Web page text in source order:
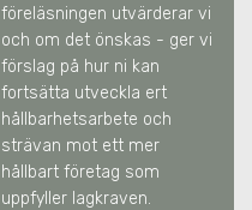
föreläsningen utvärderar vi
och om det önskas - ger vi
förslag på hur ni kan
fortsätta utveckla ert
hållbarhetsarbete och
strävan mot ett mer
hållbart företag som
uppfyller lagkraven.